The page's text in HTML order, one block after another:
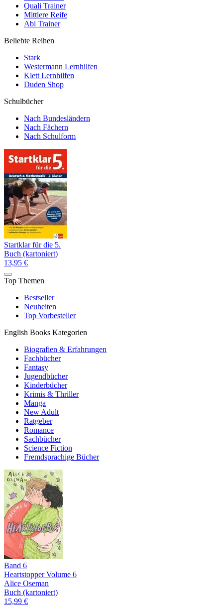
Quali Trainer
Mittlere Reife
Abi Trainer
Beliebte Reihen
Stark
Westermann Lernhilfen
Klett Lernhilfen
Duden Shop
Schulbücher
Nach Bundesländern
Nach Fächern
Nach Schulform
Startklar für die 5.
Buch (kartoniert)
13,95 €
Top Themen
Bestseller
Neuheiten
Top Vorbesteller
English Books Kategorien
Biografien & Erfahrungen
Fachbücher
Fantasy
Jugendbücher
Kinderbücher
Krimis & Thriller
Manga
New Adult
Ratgeber
Romance
Sachbücher
Science Fiction
Fremdsprachige Bücher
Band 6
Heartstopper Volume 6
Alice Oseman
Buch (kartoniert)
15,99 €